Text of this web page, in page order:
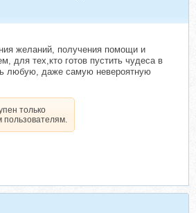
желаний, получения помощи и
для тех,кто готов пустить чудеса в
любую, даже самую невероятную
только
пользователям.